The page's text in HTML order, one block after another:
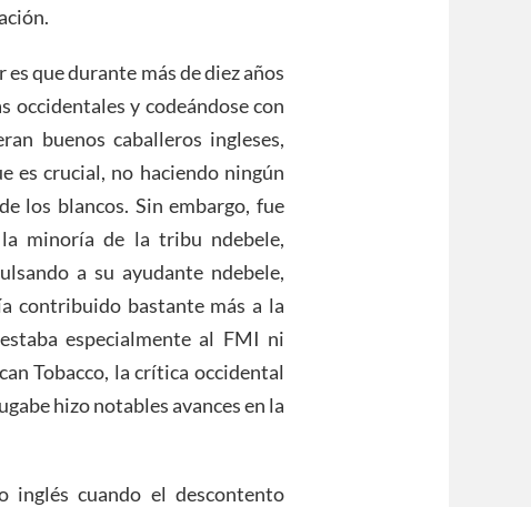
que durante más de diez años
occidentales y codeándose con
buenos caballeros ingleses,
es crucial, no haciendo ningún
los blancos. Sin embargo, fue
minoría de la tribu ndebele,
a su ayudante ndebele,
contribuido bastante más a la
especialmente al FMI ni
Tobacco, la crítica occidental
hizo notables avances en la
inglés cuando el descontento